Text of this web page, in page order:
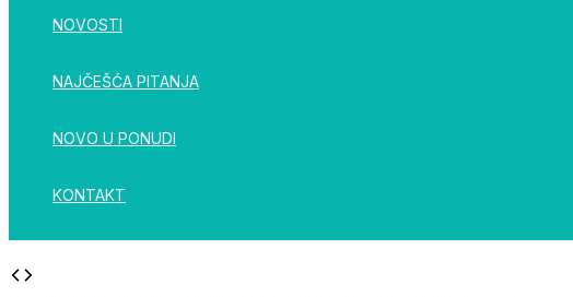
NOVOSTI
NAJČEŠĆA PITANJA
NOVO U PONUDI
KONTAKT